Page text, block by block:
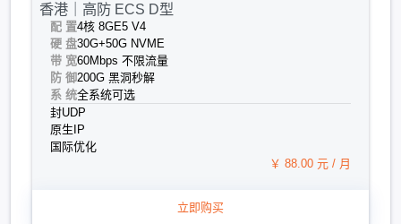
香港｜高防 ECS D型
配 置4核 8GE5 V4
硬 盘30G+50G NVME
带 宽60Mbps 不限流量
防 御200G 黑洞秒解
系 统全系统可选
封UDP
原生IP
国际优化
￥ 88.00 元 / 月
立即购买